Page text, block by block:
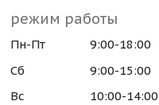
режим работы
Пн-Пт
9:00-18:00
Сб
9:00-15:00
Вс
10:00-14:00